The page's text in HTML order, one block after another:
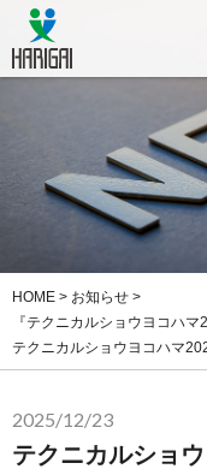
HOME > お知らせ >
『テクニカルショウヨコハ
テクニカルショウヨコハマ
2025/12/23
テクニカルショ